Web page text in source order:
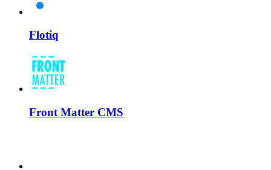
Flotiq
Front Matter CMS